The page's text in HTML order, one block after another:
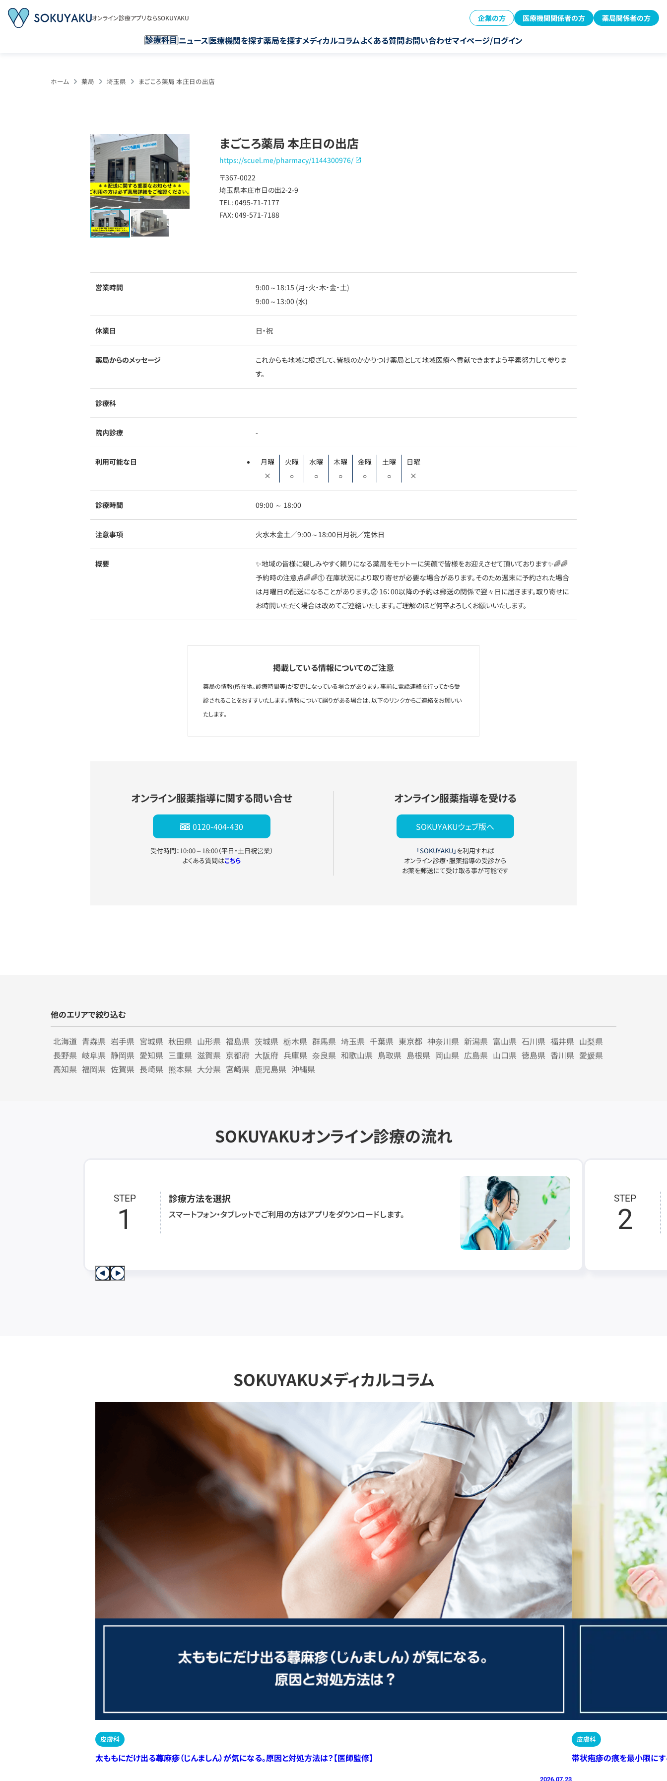
オンライン診療アプリならSOKUYAKU 企業の方 医療機関関係者の方 薬局関係者の方
診療科目 ニュース医療機関を探す薬局を探すメディカルコラムよくある質問お問い合わせマイページ/ログイン
ホーム 薬局 埼玉県 まごころ薬局 本庄日の出店
まごころ薬局 本庄日の出店
https://scuel.me/pharmacy/1144300976/
〒367-0022
埼玉県本庄市日の出2-2-9
TEL: 0495-71-7177
FAX: 049-571-7188
営業時間
9:00～18:15 (月・火・木・金・土)
9:00～13:00 (水)
休業日 日・祝
薬局からのメッセージ
これからも地域に根ざして、皆様のかかりつけ薬局として地域医療へ貢献できますよう平素努力して参りま
す。
診療科
院内診療 -
利用可能な日
月曜
×
火曜
○
水曜
○
木曜
○
金曜
○
土曜
○
日曜
×
診療時間 09:00 ～ 18:00
注意事項 火水木金土／9:00～18:00日月祝／定休日
概要
✨地域の皆様に親しみやすく頼りになる薬局をモットーに笑顔で皆様をお迎えさせて頂いております✨🌈🌈
予約時の注意点🌈🌈① 在庫状況により取り寄せが必要な場合があります。そのため週末に予約された場合
は月曜日の配送になることがあります。② 16：00以降の予約は郵送の関係で翌々日に届きます。取り寄せに
お時間いただく場合は改めてご連絡いたします。ご理解のほど何卒よろしくお願いいたします。
掲載している情報についてのご注意
薬局の情報(所在地、診療時間等)が変更になっている場合があります。事前に電話連絡を行ってから受
診されることをおすすいたします。情報について誤りがある場合は、以下のリンクからご連絡をお願いい
たします。
オンライン服薬指導に関する問い合せ
0120-404-430
受付時間：10:00～18:00（平日・土日祝営業）
よくある質問はこちら
オンライン服薬指導を受ける
SOKUYAKUウェブ版へ
「SOKUYAKU」を利用すれば
オンライン診療・服薬指導の受診から
お薬を郵送にて受け取る事が可能です
他のエリアで絞り込む
北海道 青森県 岩手県 宮城県 秋田県 山形県 福島県 茨城県 栃木県 群馬県 埼玉県 千葉県 東京都 神奈川県 新潟県 富山県 石川県 福井県 山梨県
長野県 岐阜県 静岡県 愛知県 三重県 滋賀県 京都府 大阪府 兵庫県 奈良県 和歌山県 鳥取県 島根県 岡山県 広島県 山口県 徳島県 香川県 愛媛県
高知県 福岡県 佐賀県 長崎県 熊本県 大分県 宮崎県 鹿児島県 沖縄県
SOKUYAKUオンライン診療の流れ
STEP
1
診療方法を選択
スマートフォン・タブレットでご利用の方はアプリをダウンロードします。
STEP
2
SOKUYAKUメディカルコラム
皮膚科
太ももにだけ出る蕁麻疹（じんましん）が気になる。原因と対処方法は？【医師監修】
2026.07.23
皮膚科
帯状疱疹の痕を最小限にす